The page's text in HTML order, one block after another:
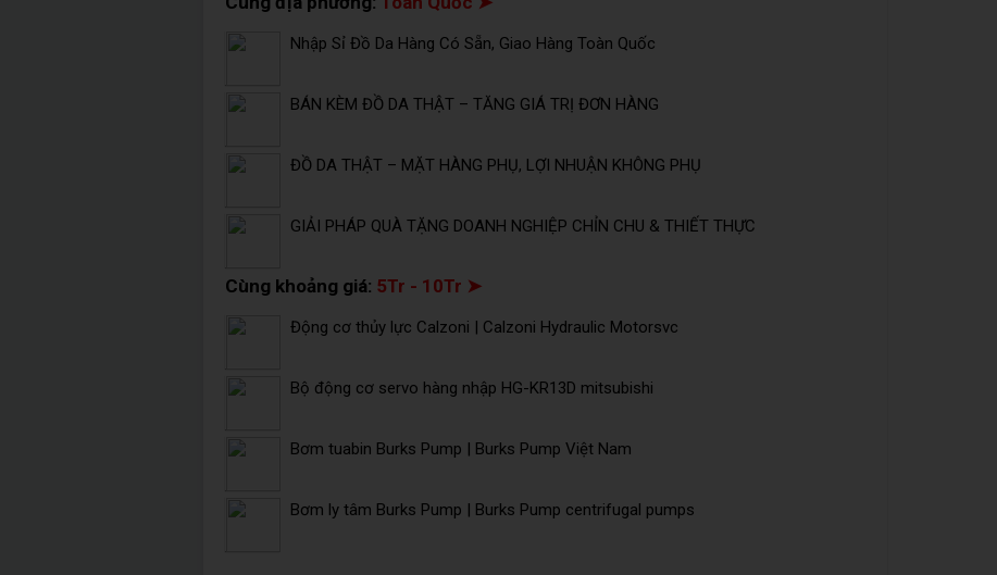
Nhập Sỉ Đồ Da Hàng Có Sẵn, Giao Hàng Toàn Quốc
BÁN KÈM ĐỒ DA THẬT – TĂNG GIÁ TRỊ ĐƠN HÀNG
ĐỒ DA THẬT – MẶT HÀNG PHỤ, LỢI NHUẬN KHÔNG PHỤ
GIẢI PHÁP QUÀ TẶNG DOANH NGHIỆP CHỈN CHU & THIẾT THỰC
Cùng khoảng giá: 5Tr - 10Tr ➤
Động cơ thủy lực Calzoni | Calzoni Hydraulic Motorsvc
Bộ động cơ servo hàng nhập HG-KR13D mitsubishi
Bơm tuabin Burks Pump | Burks Pump Việt Nam
Bơm ly tâm Burks Pump | Burks Pump centrifugal pumps